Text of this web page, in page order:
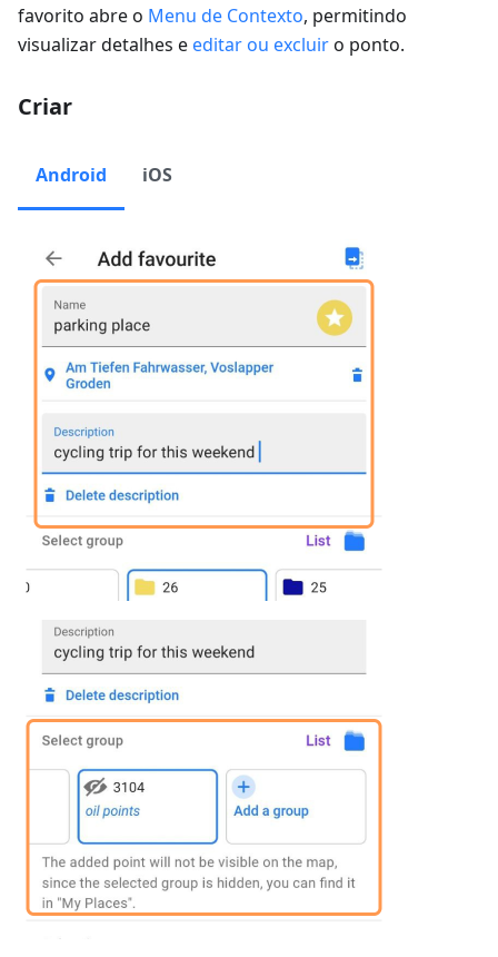
favorito abre o Menu de Contexto, permitindo
visualizar detalhes e editar ou excluiro ponto.
Criar
Android iOS